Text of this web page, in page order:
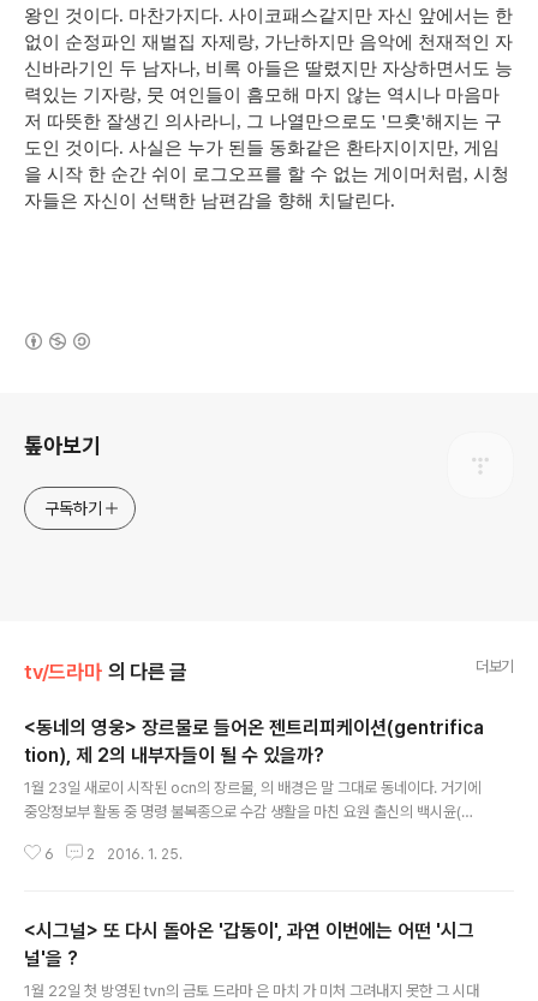
왕인 것이다. 마찬가지다. 사이코패스같지만 자신 앞에서는 한
없이 순정파인 재벌집 자제랑, 가난하지만 음악에 천재적인 자
신바라기인 두 남자나, 비록 아들은 딸렸지만 자상하면서도 능
력있는 기자랑, 뭇 여인들이 흠모해 마지 않는 역시나 마음마
저 따뜻한 잘생긴 의사라니, 그 나열만으로도 '므흣'해지는 구
도인 것이다. 사실은 누가 된들 동화같은 환타지이지만, 게임
을 시작 한 순간 쉬이 로그오프를 할 수 없는 게이머처럼, 시청
자들은 자신이 선택한 남편감을 향해 치달린다.
톺아보기
구독하기
tv/드라마 의 다른 글 더보기
<동네의 영웅> 장르물로 들어온 젠트리피케이션(gentrifica
tion), 제 2의 내부자들이 될 수 있을까?
1월 23일 새로이 시작된 ocn의 장르물, 의 배경은 말 그대로 동네이다. 거기에
중앙정보부 활동 중 명령 불복종으로 수감 생활을 마친 요원 출신의 백시윤(박
동네 주점 사장 노릇을 시작한다. 그런데, 말 그대로 '동네 장사'를 시작한 이 전
있는 서사의 시작예고편 영상에서 동네 유치원 아이들 앞에서 발 차기를 선보이
며, 로봇 태권 V음악을 깔며, 유치한 동네 영웅으로 시청자를 '호객'했던 , 하지
만 이제 2회를 마친 이 드라마가 가진 포부가 심상치 않..
6 2 2016. 1. 25.
<시그널> 또 다시 돌아온 '갑동이', 과연 이번에는 어떤 '시그
널'을 ?
1월 22일 첫 방영된 tvn의 금토 드라마 은 마치 가 미처 그려내지 못한 그 시대